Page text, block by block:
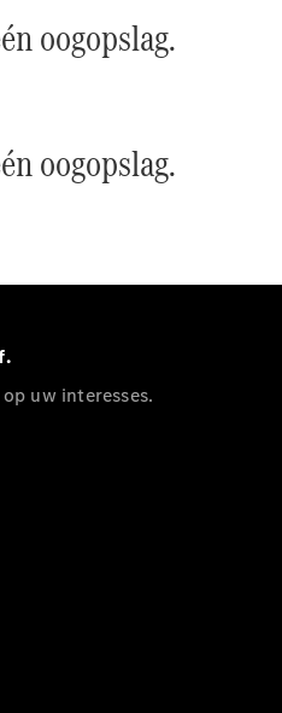
oogopslag.
oogopslag.
uw interesses.